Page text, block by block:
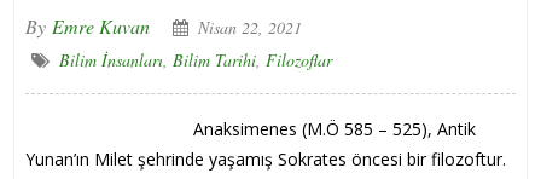
By Emre Kuvan
Nisan 22, 2021
Bilim İnsanları, Bilim Tarihi, Filozoflar
Anaksimenes (M.Ö 585 – 525), Antik
Yunan’ın Milet şehrinde yaşamış Sokrates öncesi bir filozoftur.